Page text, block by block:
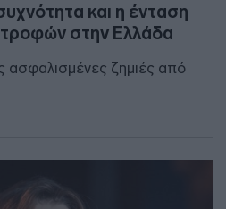
και η ένταση
στην Ελλάδα
ασφαλισμένες ζημιές από